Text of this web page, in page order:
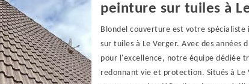
peinture sur tuiles à
Blondel couverture est votre
sur tuiles à Le Verger. Avec des années
pour l'excellence, notre équipe dédiée
redonnant vie et protection. Situés à Le